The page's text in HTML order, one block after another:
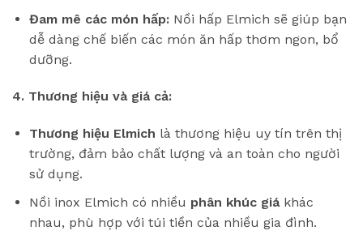
Đam mê các món hấp:Nồi hấp Elmich sẽ giúp bạn
dễ dàng chế biến các món ăn hấp thơm ngon, bổ
dưỡng.
4. Thương hiệu và giá cả:
Thương hiệu Elmich là thương hiệu uy tín trên thị
trường, đảm bảo chất lượng và an toàn cho người
sử dụng.
Nồi inox Elmich có nhiều phân khúc giákhác
nhau, phù hợp với túi tiền của nhiều gia đình.